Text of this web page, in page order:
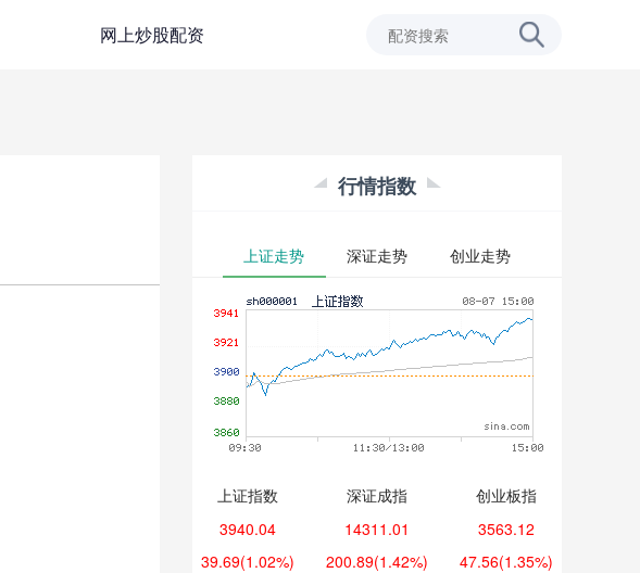
网上炒股配资
行情指数
上证走势 深证走势 创业走势
上证指数
3940.04
39.69(1.02%)
深证成指
14311.01
200.89(1.42%)
创业板指
3563.12
47.56(1.35%)